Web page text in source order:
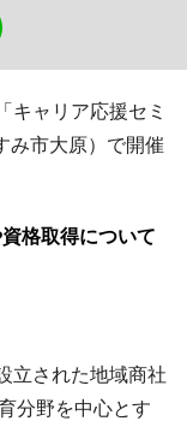
ャリア応援セミ
み市大原）で開催
格取得について
立された地域商社
分野を中心とす